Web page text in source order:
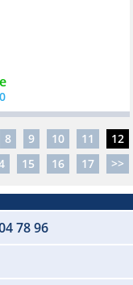
8 9 10 11
12
15 16 17 >>
78 96